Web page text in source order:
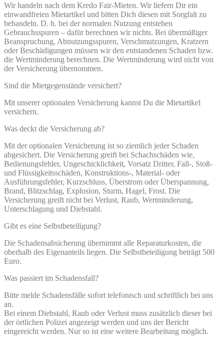
Wir handeln nach dem Kredo Fair-Mieten. Wir liefern Dir ein
einwandfreien Mietartikel und bitten Dich diesen mit Sorgfalt zu
behandeln. D. h. bei der normalen Nutzung entstehen
Gebrauchsspuren – dafür berechnen wir nichts. Bei übermäßiger
Beanspruchung, Abnutzungsspuren, Verschmutzungen, Kratzern
oder Beschädigungen müssen wir den entstandenen Schaden bzw.
die Wertminderung berechnen. Die Wertminderung wird nicht von
der Versicherung übernommen.
Sind die Mietgegenstände versichert?
Mit unserer optionalen Versicherung kannst Du die Mietartikel
versichern.
Was deckt die Versicherung ab?
Mit der optionalen Versicherung ist so ziemlich jeder Schaden
abgesichert. Die Versicherung greift bei Schachschäden wie,
Bedienungsfehler, Ungeschicklichkeit, Vorsatz Dritter, Fall-, Stoß-
und Flüssigkeitsschäden, Konstruktions-, Material- oder
Ausführungsfehler, Kurzschluss, Überstrom oder Überspannung,
Brand, Blitzschlag, Explosion, Sturm, Hagel, Frost. Die
Versicherung greift nicht bei Verlust, Raub, Wertminderung,
Unterschlagung und Diebstahl.
Gibt es eine Selbstbeteiligung?
Die Schadensabsicherung übernimmt alle Reparaturkosten, die
oberhalb des Eigenanteils liegen. Die Selbstbeteiligung beträgt 500
Euro.
Was passiert im Schadensfall?
Bitte melde Schadensfälle sofort telefonisch und schriftlich bei uns
an.
Bei einem Diebstahl, Raub oder Verlust muss zusätzlich dieser bei
der örtlichen Polizei angezeigt werden und uns der Bericht
eingereicht werden. Nur so ist eine weitere Bearbeitung möglich.